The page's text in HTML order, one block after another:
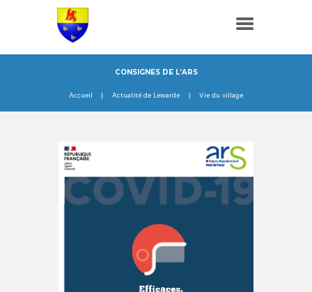
CONSIGNES DE L’ARS
Accueil Actualité de Lewarde Vie du village